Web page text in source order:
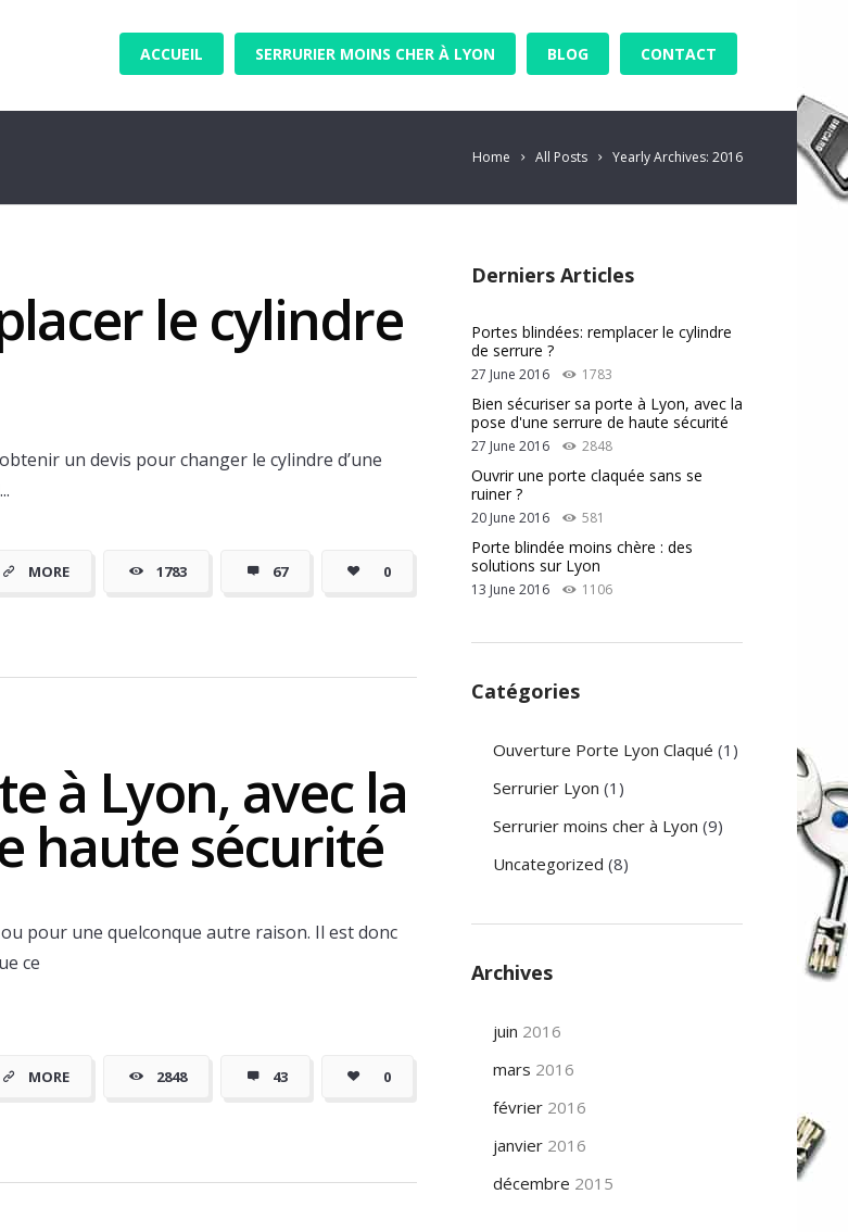
ACCUEIL SERRURIER MOINS CHER À LYON BLOG CONTACT
Home All Posts Yearly Archives: 2016
le cylindre
un devis pour changer le cylindre d’une
MORE 1783 67 0
à Lyon, avec la
haute sécurité
pour une quelconque autre raison. Il est donc
ce
MORE 2848 43 0
Derniers Articles
Portes blindées: remplacer le cylindre
de serrure ?
27 June 2016 1783
Bien sécuriser sa porte à Lyon, avec la
pose d'une serrure de haute sécurité
27 June 2016 2848
Ouvrir une porte claquée sans se
ruiner ?
20 June 2016 581
Porte blindée moins chère : des
solutions sur Lyon
13 June 2016 1106
Catégories
Ouverture Porte Lyon Claqué (1)
Serrurier Lyon (1)
Serrurier moins cher à Lyon (9)
Uncategorized (8)
Archives
juin 2016
mars 2016
février 2016
janvier 2016
décembre 2015